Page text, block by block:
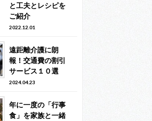
と工夫とレシピを
ご紹介
2022.12.01
遠距離介護に朗
報！交通費の割引
サービス１０選
2024.04.23
年に一度の「行事
食」を家族と一緒